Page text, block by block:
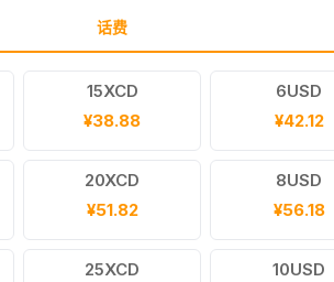
话费
15XCD
¥38.88
6USD
¥42.12
20XCD
¥51.82
8USD
¥56.18
25XCD
10USD